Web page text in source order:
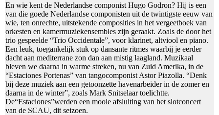
En wie kent de Nederlandse componist Hugo Godron? Hij is een
van die goede Nederlandse componisten uit de twintigste eeuw van
wie, ten onrechte, uitstekende composities in het vergeetboek van
orkesten en kamermuziekensembles zijn geraakt. Zoals de door het
trio gespeelde “Trio Occidentale”, voor klarinet, altviool en piano.
Een leuk, toegankelijk stuk op dansante ritmes waarbij je eerder
dacht aan mediterrane zon dan aan mistig laagland. Muzikaal
bleven we daarna in warme streken, nu van Zuid Amerika, in de
“Estaciones Portenas” van tangocomponist Astor Piazolla. “Denk
bij deze muziek aan een getoonzette havenarbeider in de zomer en
daarna in de winter”, zoals Mark Snitselaar toelichtte.
De“Estaciones”werden een mooie afsluiting van het slotconcert
van de SCAU, dit seizoen.